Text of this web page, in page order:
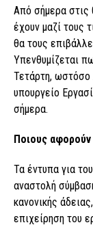
Από σήμερα στις
έχουν μαζί τους
θα τους
Υπενθυμίζεται
Τετάρτη, ωστόσο
υπουργείο
σήμερα.
Ποιους αφορούν
Τα έντυπα για
αναστολή
κανονικής
επιχείρηση του